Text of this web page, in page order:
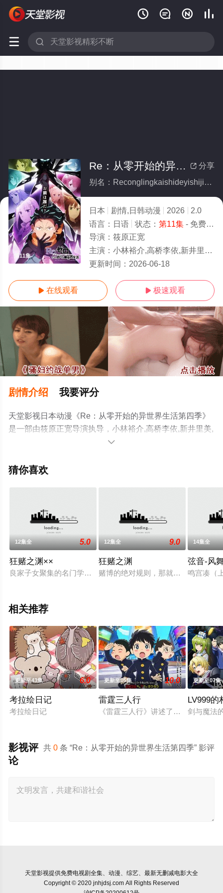
   
 
第11集
 分享
Re：从零开始的异世界生活第四季
别名：Reconglingkaishideyishijieshenghuodisiji
日本 剧情,日韩动漫 2026
2.0
语言： 日语 状态： 第11集- 免费在线观看
导演： 筱原正宽
主演： 小林裕介,高桥李依,新井里美,村川梨衣,江口拓也,植田佳奈,铃木绘理,菲鲁兹·蓝,杉田智和,河西健吾,小原好美
更新时间： 2026-06-18
 在线观看  极速观看
剧情介绍 我要评分
天堂影视日本动漫《Re：从零开始的异世界生活第四季》
是一部由筱原正宽导演执导，小林裕介,高桥李依,新井里美,
村川梨衣,江口拓也,植田佳奈,铃木绘理,菲鲁兹·蓝,杉田智和,
观看高清未删减完整版动漫全集就上天堂电影网，更多相

猜你喜欢
12集全 5.0
狂赌之渊××
良家子女聚集的名门学校，私立百花王学园。君临这所被赌博
12集全 9.0
狂赌之渊
赌博的绝对规则，那就是，在一决胜
14集全
弦音-风
鸣宫凑（
相关推荐
更新至43集 6.0
考拉绘日记
考拉绘日记
更新至05集 10.0
雷霆三人行
《雷霆三人行》讲述了三个青梅竹
更新至07集
LV999的
剑与魔法
共0 条 “Re：从零开始的异世界生活第四季” 影评
影视评
论
天堂影视提供免费电视剧全集、动漫、综艺、最新无删减电影大全
Copyright © 2020 jnhjdsj.com All Rights Reserved